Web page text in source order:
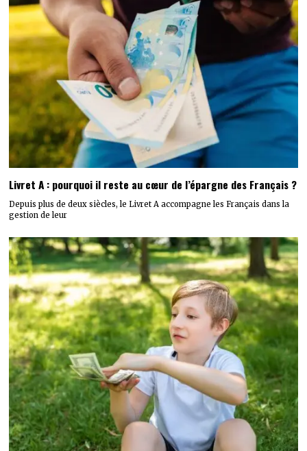
Livret A : pourquoi il reste au cœur de l’épargne des Français ?
Depuis plus de deux siècles, le Livret A accompagne les Français dans la
gestion de leur